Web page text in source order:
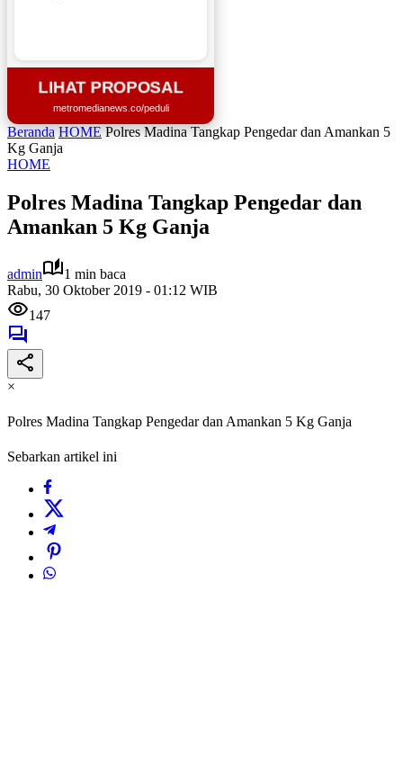
LIHAT PROPOSAL
metromedianews.co/peduli
Beranda HOME Polres Madina Tangkap Pengedar dan Amankan 5
Kg Ganja
HOME
Polres Madina Tangkap Pengedar dan
Amankan 5 Kg Ganja
admin
1 min baca
Rabu, 30 Oktober 2019 - 01:12 WIB
147
×
Polres Madina Tangkap Pengedar dan Amankan 5 Kg Ganja
Sebarkan artikel ini